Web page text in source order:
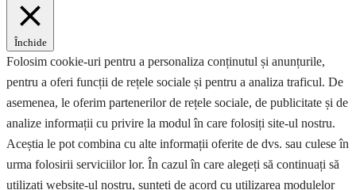
Închide
Folosim cookie-uri pentru a personaliza conținutul și anunțurile,
pentru a oferi funcții de rețele sociale și pentru a analiza traficul. De
asemenea, le oferim partenerilor de rețele sociale, de publicitate și de
analize informații cu privire la modul în care folosiți site-ul nostru.
Aceștia le pot combina cu alte informații oferite de dvs. sau culese în
urma folosirii serviciilor lor. În cazul în care alegeți să continuați să
utilizați website-ul nostru, sunteți de acord cu utilizarea modulelor